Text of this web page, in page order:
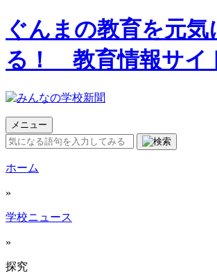
ぐんまの教育を元気
る！ 教育情報サイ
メニュー
ホーム
»
学校ニュース
»
探究